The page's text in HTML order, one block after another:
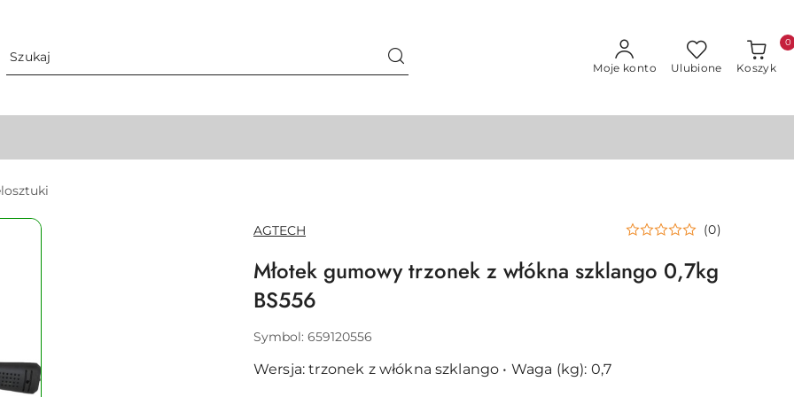
Moje konto Ulubione Koszyk
0
NAZWA
PRODUCENTA:
AGTECH (0)
Młotek gumowy trzonek z włókna szklango 0,7kg
BS556
Symbol: 659120556
Wersja: trzonek z włókna szklango • Waga (kg): 0,7